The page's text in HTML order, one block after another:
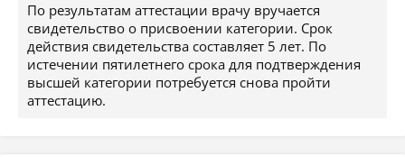
По результатам аттестации врачу вручается
свидетельство о присвоении категории. Срок
действия свидетельства составляет 5 лет. По
истечении пятилетнего срока для подтверждения
высшей категории потребуется снова пройти
аттестацию.